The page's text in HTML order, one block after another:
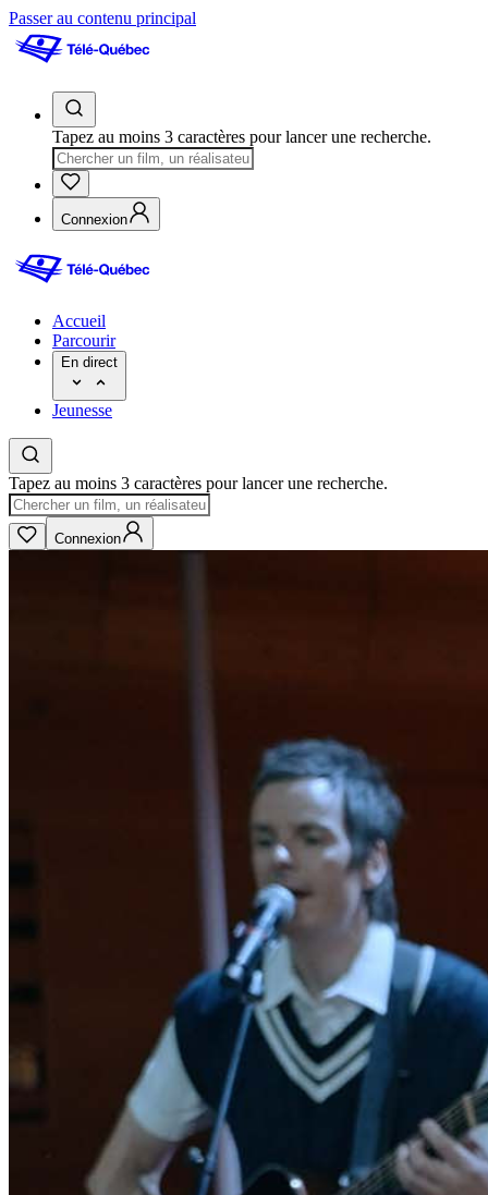
Passer au contenu principal
Tapez au moins 3 caractères pour lancer une recherche.
Connexion
Accueil
Parcourir
En direct
Jeunesse
Tapez au moins 3 caractères pour lancer une recherche.
Connexion